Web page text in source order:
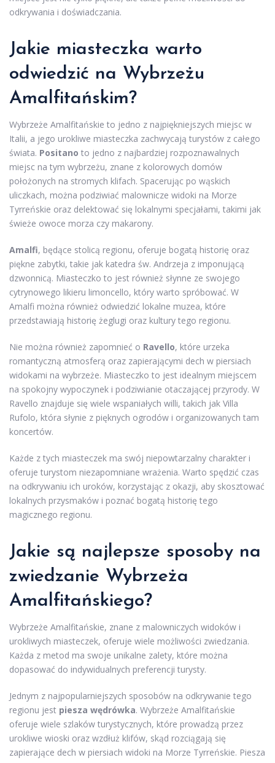
odkrywania i doświadczania.
Jakie miasteczka warto
odwiedzić na Wybrzeżu
Amalfitańskim?
Wybrzeże Amalfitańskie to jedno z najpiękniejszych miejsc w
Italii, a jego urokliwe miasteczka zachwycają turystów z całego
świata. Positano to jedno z najbardziej rozpoznawalnych
miejsc na tym wybrzeżu, znane z kolorowych domów
położonych na stromych klifach. Spacerując po wąskich
uliczkach, można podziwiać malownicze widoki na Morze
Tyrreńskie oraz delektować się lokalnymi specjałami, takimi jak
świeże owoce morza czy makarony.
Amalfi, będące stolicą regionu, oferuje bogatą historię oraz
piękne zabytki, takie jak katedra św. Andrzeja z imponującą
dzwonnicą. Miasteczko to jest również słynne ze swojego
cytrynowego likieru limoncello, który warto spróbować. W
Amalfi można również odwiedzić lokalne muzea, które
przedstawiają historię żeglugi oraz kultury tego regionu.
Nie można również zapomnieć o Ravello, które urzeka
romantyczną atmosferą oraz zapierającymi dech w piersiach
widokami na wybrzeże. Miasteczko to jest idealnym miejscem
na spokojny wypoczynek i podziwianie otaczającej przyrody. W
Ravello znajduje się wiele wspaniałych willi, takich jak Villa
Rufolo, która słynie z pięknych ogrodów i organizowanych tam
koncertów.
Każde z tych miasteczek ma swój niepowtarzalny charakter i
oferuje turystom niezapomniane wrażenia. Warto spędzić czas
na odkrywaniu ich uroków, korzystając z okazji, aby skosztować
lokalnych przysmaków i poznać bogatą historię tego
magicznego regionu.
Jakie są najlepsze sposoby na
zwiedzanie Wybrzeża
Amalfitańskiego?
Wybrzeże Amalfitańskie, znane z malowniczych widoków i
urokliwych miasteczek, oferuje wiele możliwości zwiedzania.
Każda z metod ma swoje unikalne zalety, które można
dopasować do indywidualnych preferencji turysty.
Jednym z najpopularniejszych sposobów na odkrywanie tego
regionu jest piesza wędrówka. Wybrzeże Amalfitańskie
oferuje wiele szlaków turystycznych, które prowadzą przez
urokliwe wioski oraz wzdłuż klifów, skąd rozciągają się
zapierające dech w piersiach widoki na Morze Tyrreńskie. Piesza